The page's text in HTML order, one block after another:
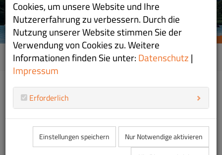
MEHR INFORMATIONEN
MEHR INFORMATIONEN
Home Regatten Regatten
Regattakompetenz auf höchstem
Niveau
Cookies, um unsere Website und Ihre
Nutzererfahrung zu verbessern. Durch die
Nutzung unserer Website stimmen Sie der
Verwendung von Cookies zu. Weitere
Informationen finden Sie unter:Datenschutz|
Impressum
Erforderlich
Einstellungen speichern
Nur Notwendige aktivieren